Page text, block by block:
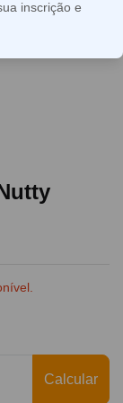
Calcular
inscrição e